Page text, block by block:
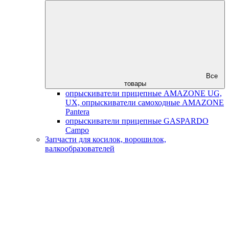
Все
товары
опрыскиватели прицепные AMAZONE UG,
UX, опрыскиватели самоходные AMAZONE
Pantera
опрыскиватели прицепные GASPARDO
Campo
Запчасти для косилок, ворошилок,
валкообразователей